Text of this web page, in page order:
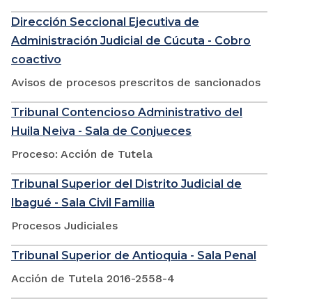
Dirección Seccional Ejecutiva de
Administración Judicial de Cúcuta - Cobro
coactivo
Avisos de procesos prescritos de sancionados
Tribunal Contencioso Administrativo del
Huila Neiva - Sala de Conjueces
Proceso: Acción de Tutela
Tribunal Superior del Distrito Judicial de
Ibagué - Sala Civil Familia
Procesos Judiciales
Tribunal Superior de Antioquia - Sala Penal
Acción de Tutela 2016-2558-4